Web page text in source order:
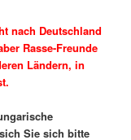
nach Deutschland
Rasse-Freunde
Ländern, in
Sie sich bitte